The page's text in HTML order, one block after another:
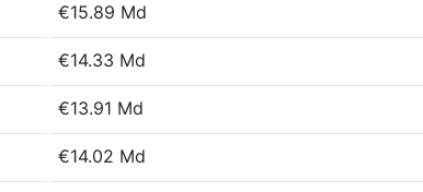
€15.89 Md
€14.33 Md
€13.91 Md
€14.02 Md